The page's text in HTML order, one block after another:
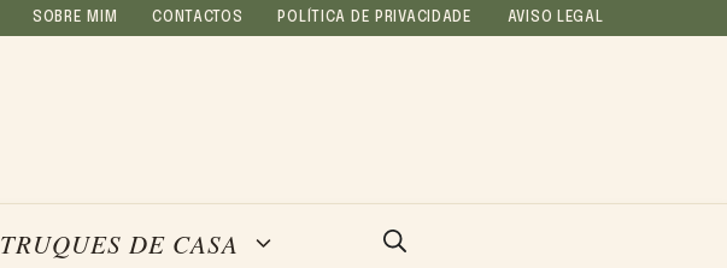
SOBRE MIM CONTACTOS POLÍTICA DE PRIVACIDADE AVISO LEGAL
TRUQUES DE CASA